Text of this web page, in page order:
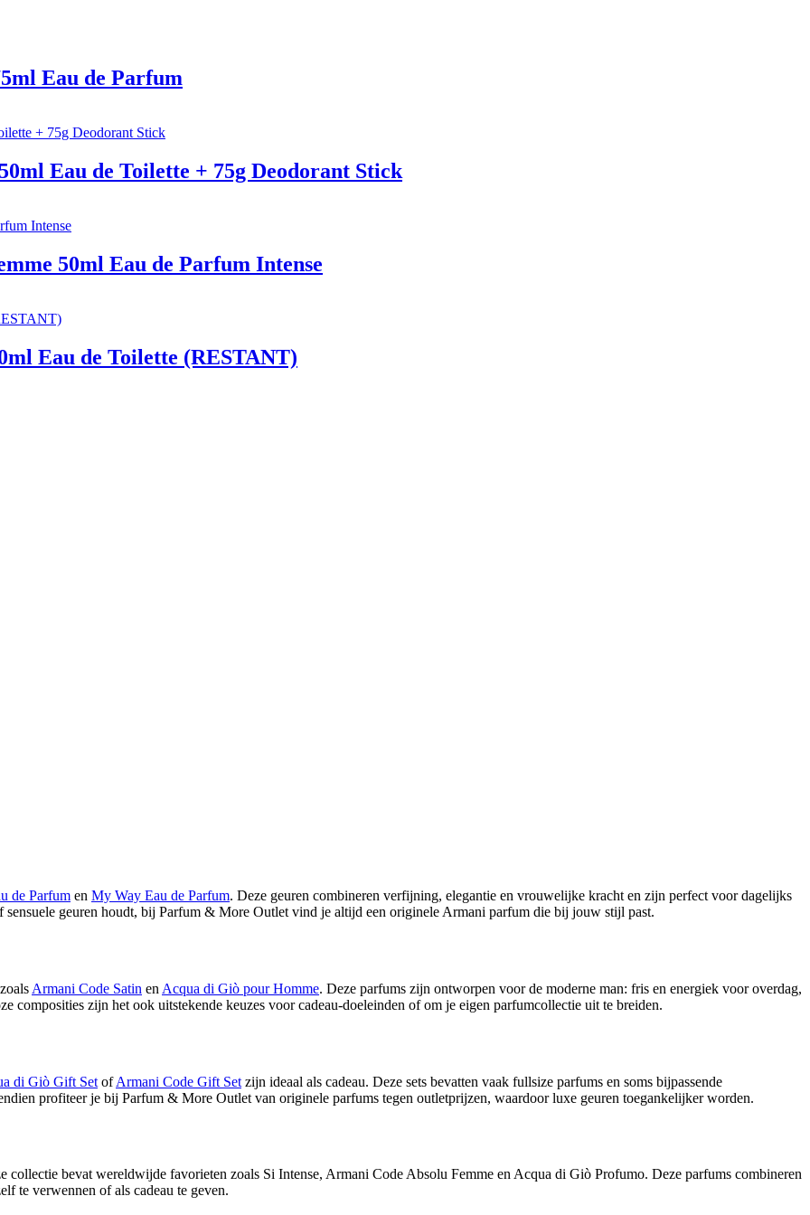
Eau de Parfum
Eau de Toilette + 75g Deodorant Stick
50ml Eau de Parfum Intense
Eau de Toilette (RESTANT)
de Parfum en My Way Eau de Parfum. Deze geuren combineren verfijning, elegantie en vrouwelijke kracht en zijn perfect voor dagelijks
geuren houdt, bij Parfum & More Outlet vind je altijd een originele Armani parfum die bij jouw stijl past.
Armani Code Satin en Acqua di Giò pour Homme. Deze parfums zijn ontworpen voor de moderne man: fris en energiek voor overdag,
composities zijn het ook uitstekende keuzes voor cadeau‑doeleinden of om je eigen parfumcollectie uit te breiden.
di Giò Gift Set ofArmani Code Gift Set zijn ideaal als cadeau. Deze sets bevatten vaak fullsize parfums en soms bijpassende
profiteer je bij Parfum & More Outlet van originele parfums tegen outletprijzen, waardoor luxe geuren toegankelijker worden.
bevat wereldwijde favorieten zoals Si Intense, Armani Code Absolu Femme en Acqua di Giò Profumo. Deze parfums combineren
te verwennen of als cadeau te geven.